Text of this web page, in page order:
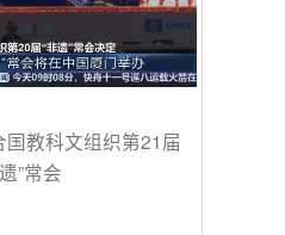
教科文组织第21届
”常会